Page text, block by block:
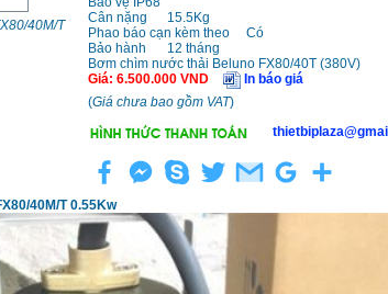
40M/T
Cân nặng
15.5Kg
Phao báo cạn kèm theo
Có
Bảo hành
12 tháng
Bơm chìm nước thải Beluno FX80/40T (380V)
Giá: 6.500.000VND
In báo giá
(Giá chưa bao gồm VAT)
40M/T 0.55Kw